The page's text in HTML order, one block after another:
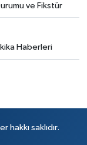
ve Fikstür
Haberleri
saklıdır.